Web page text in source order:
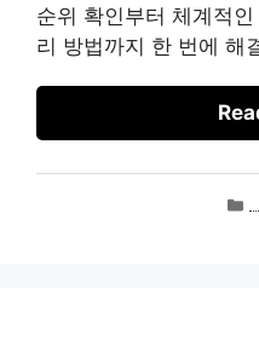
순위 확인부터 체계적
리 방법까지 한 번에 해